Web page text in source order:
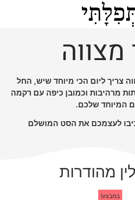
צריך ליום הכי מיוחד שיש, החל
מרהיבות וכמובן כיפה עם רקמה
המיוחד שלכם.
לעצמכם את הסט המושלם
מהודרות
במבצע!